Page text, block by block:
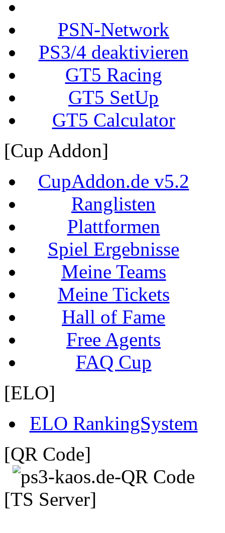
PSN-Network
PS3/4 deaktivieren
GT5 Racing
GT5 SetUp
GT5 Calculator
[Cup Addon]
CupAddon.de v5.2
Ranglisten
Plattformen
Spiel Ergebnisse
Meine Teams
Meine Tickets
Hall of Fame
Free Agents
FAQ Cup
[ELO]
ELO RankingSystem
[QR Code]
[TS Server]